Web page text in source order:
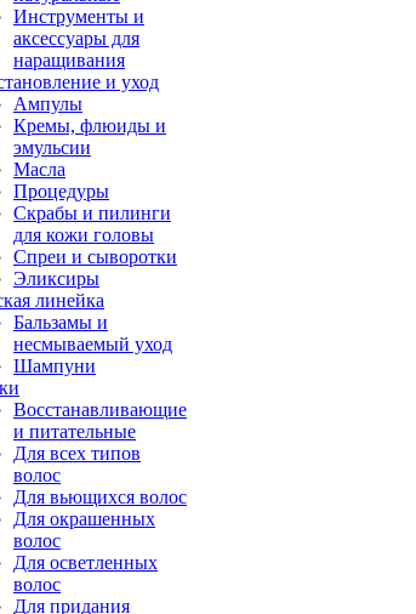
Инструменты и
аксессуары для
наращивания
и уход
Ампулы
Кремы, флюиды и
эмульсии
Масла
Процедуры
Скрабы и пилинги
для кожи головы
Спреи и сыворотки
Эликсиры
линейка
Бальзамы и
несмываемый уход
Шампуни
Восстанавливающие
и питательные
Для всех типов
волос
Для вьющихся волос
Для окрашенных
волос
Для осветленных
волос
Для придания